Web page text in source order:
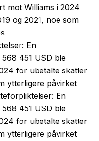
mot Williams i 2024
og 2021, noe som
En
451 USD ble
for ubetalte skatter
ytterligere påvirket
En
451 USD ble
for ubetalte skatter
ytterligere påvirket